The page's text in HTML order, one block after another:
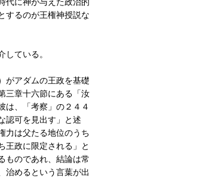
代に神が与えた政治的
するのが王権神授説な
ている。
アダムの王政を基礎
三章十六節にある「汝
は、「考察」の２４４
認可を見出す」と述
力は父たる地位のうち
王政に限定される」と
ものであれ、結論は常
治めるという言葉が出